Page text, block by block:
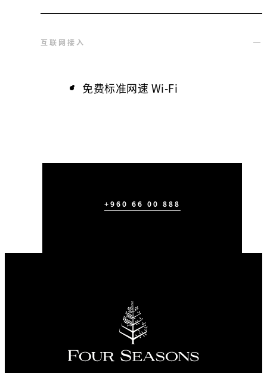
互联网接入
免费标准网速 Wi-Fi
+960 66 00 888